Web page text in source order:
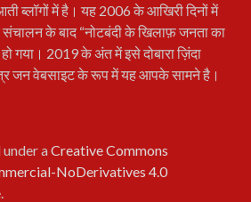
ब्लॉगों में है। यह 2006 के आखिरी दिनों में
के बाद “नोटबंदी के खिलाफ़ जनता का
गया। 2019 के अंत में इसे दोबारा ज़िंदा
जन वेबसाइट के रूप में यह आपके सामने है।
aCreative Commons
NoDerivatives 4.0